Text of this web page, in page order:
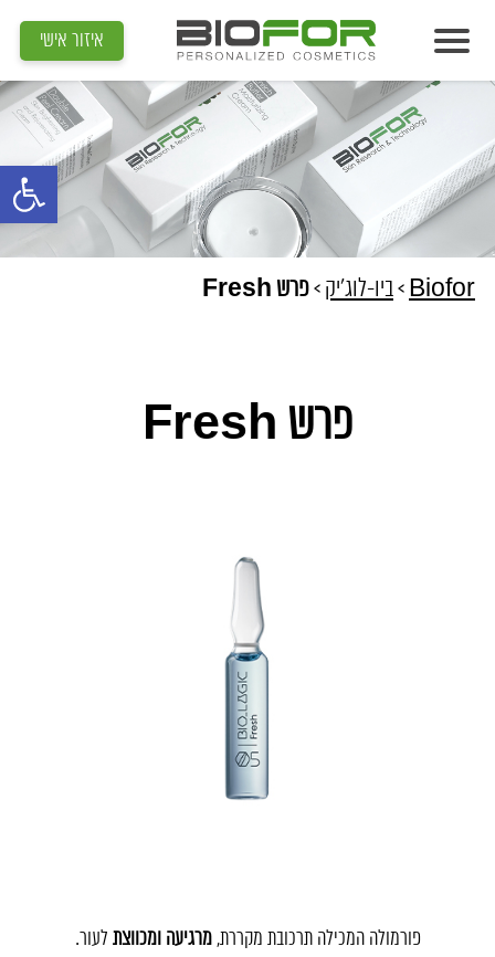
פתח סרגל
אודות
מוצרים
תוצאות
מדיה
מאמרים
איתור קוסמטיקאית
איזור אישי
Biofor
>ביו-לוג'יק >פרש Fresh
פרש Fresh
פורמולה המכילה תרכובת מקררת,מרגיעה ומכווצת לעור.